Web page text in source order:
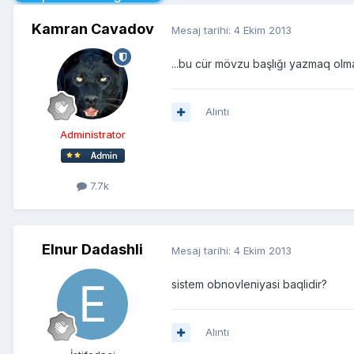
Kamran Cavadov
Administrator
7.7k
Mesaj tarihi: 4 Ekim 2013
...bu cür mövzu başlığı yazmaq
Alıntı
Elnur Dadashli Mesaj tarihi: 4 Ekim 2013
sistem obnovleniyasi baqlidir?
Alıntı